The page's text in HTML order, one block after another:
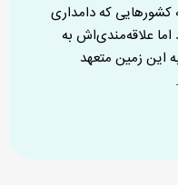
که دامداری
اما علاقه‌مندی‌اش به
این زمین متعهد